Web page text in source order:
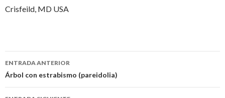
Crisfeild, MD USA
Navegación
de
entradas
ENTRADA ANTERIOR
Árbol con estrabismo (pareidolia)